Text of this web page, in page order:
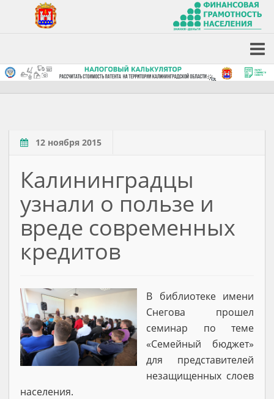
12 ноября 2015
Калининградцы
узнали о пользе и
вреде современных
кредитов
В библиотеке имени
Снегова прошел
семинар по теме
«Семейный бюджет»
для представителей
незащищенных слоев
населения.